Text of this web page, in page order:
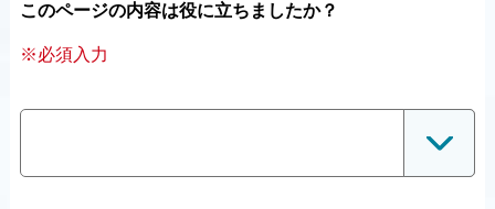
このページの内容は役に立ちましたか？
※必須入力